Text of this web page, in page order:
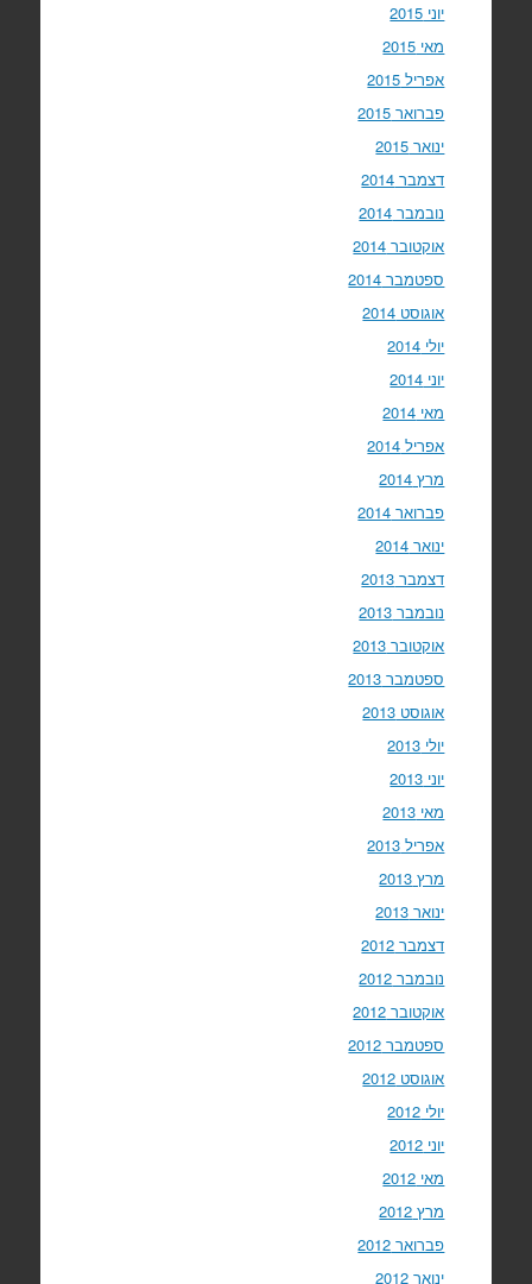
יוני 2015
מאי 2015
אפריל 2015
פברואר 2015
ינואר 2015
דצמבר 2014
נובמבר 2014
אוקטובר 2014
ספטמבר 2014
אוגוסט 2014
יולי 2014
יוני 2014
מאי 2014
אפריל 2014
מרץ 2014
פברואר 2014
ינואר 2014
דצמבר 2013
נובמבר 2013
אוקטובר 2013
ספטמבר 2013
אוגוסט 2013
יולי 2013
יוני 2013
מאי 2013
אפריל 2013
מרץ 2013
ינואר 2013
דצמבר 2012
נובמבר 2012
אוקטובר 2012
ספטמבר 2012
אוגוסט 2012
יולי 2012
יוני 2012
מאי 2012
מרץ 2012
פברואר 2012
ינואר 2012